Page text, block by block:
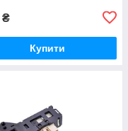
₴
Купити